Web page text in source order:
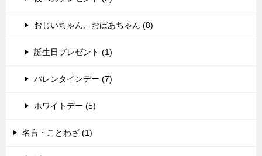
おじいちゃん、おばあちゃん (8)
誕生日プレゼント (1)
バレンタインデー (7)
ホワイトデー (5)
名言・ことわざ (1)